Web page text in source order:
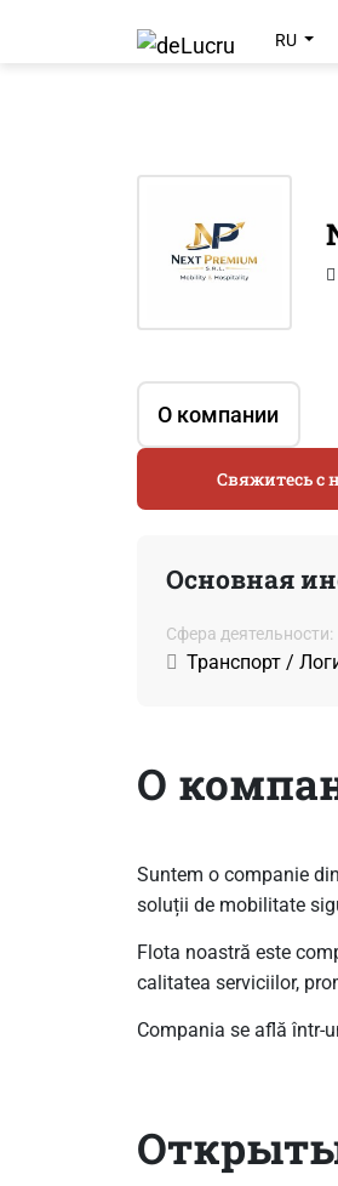
RU
О компании
Свяжитесь с
Основная
Сфера деятельности:
Транспорт /
О
Suntem o companie
soluții de mobilitate
Flota noastră este
calitatea serviciilor,
Compania se află într-